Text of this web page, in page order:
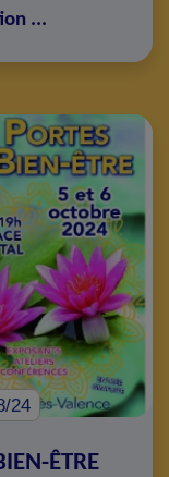
...
24
ÊTRE